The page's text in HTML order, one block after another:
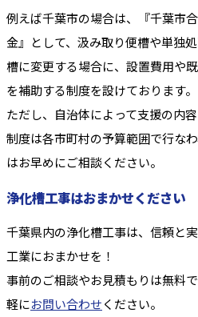
例えば千葉市の場合は、『千葉市
金』として、汲み取り便槽や単独
槽に変更する場合に、設置費用や
を補助する制度を設けております。
ただし、自治体によって支援の内
制度は各市町村の予算範囲で行な
はお早めにご相談ください。
浄化槽工事はおまかせください
千葉県内の浄化槽工事は、信頼と
工業におまかせを！
事前のご相談やお見積もりは無料
軽にお問い合わせください。